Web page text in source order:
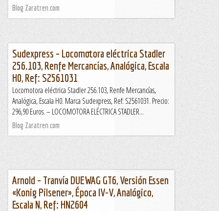
Blog Zaratren.com
Sudexpress – Locomotora eléctrica Stadler
256.103, Renfe Mercancías, Analógica, Escala
H0, Ref: S2561031
Locomotora eléctrica Stadler 256.103, Renfe Mercancías,
Analógica, Escala H0. Marca Sudexpress, Ref: S2561031. Precio:
296,90 Euros. – LOCOMOTORA ELÉCTRICA STADLER...
Blog Zaratren.com
Arnold – Tranvía DUEWAG GT6, Versión Essen
«Konig Pilsener», Época IV-V, Analógico,
Escala N, Ref: HN2604